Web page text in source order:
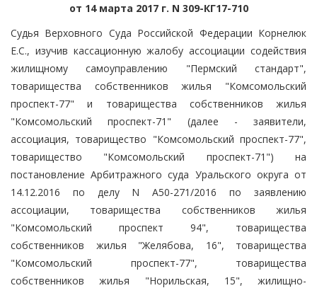
от 14 марта 2017 г. N 309-КГ17-710
Судья Верховного Суда Российской Федерации Корнелюк
Е.С., изучив кассационную жалобу ассоциации содействия
жилищному самоуправлению "Пермский стандарт",
товарищества собственников жилья "Комсомольский
проспект-77" и товарищества собственников жилья
"Комсомольский проспект-71" (далее - заявители,
ассоциация, товарищество "Комсомольский проспект-77",
товарищество "Комсомольский проспект-71") на
постановление Арбитражного суда Уральского округа от
14.12.2016 по делу N А50-271/2016 по заявлению
ассоциации, товарищества собственников жилья
"Комсомольский проспект 94", товарищества
собственников жилья "Желябова, 16", товарищества
"Комсомольский проспект-77", товарищества
собственников жилья "Норильская, 15", жилищно-